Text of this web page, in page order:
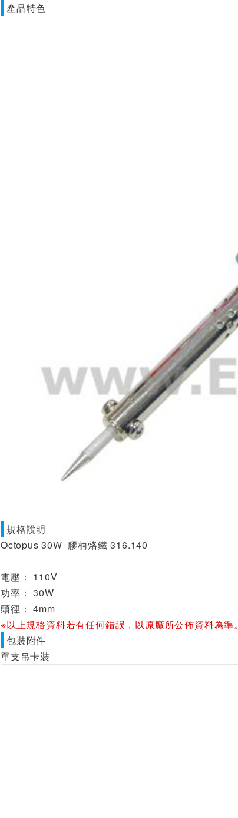
產品特色
規格說明
Octopus 30W 膠柄烙鐵 316.140
電壓： 110V
功率： 30W
頭徑： 4mm
※以上規格資料若有任何錯誤，以原廠所公佈資料為準。
包裝附件
單支吊卡裝